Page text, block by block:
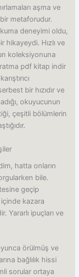
aşma ve
metaforudur.
deneyimi oldu,
Hızlı ve
koleksiyonuna
pdf kitap indir
bir hızıdır ve
okuyucunun
çeşitli bölümlerin
hatta onların
bile.
geçip
kazara
Yararlı ipuçları ve
örülmüş ve
bağlılık hissi
sorular ortaya